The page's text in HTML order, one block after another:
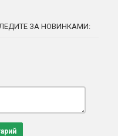
ЗА НОВИНКАМИ: